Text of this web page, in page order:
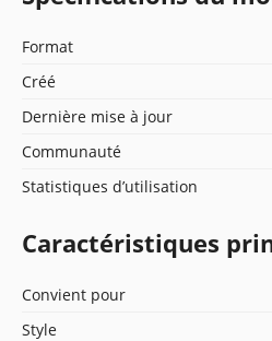
Format
Créé
Dernière mise à jour
Communauté
Statistiques d’utilisation
Caractéristiques
Convient pour
Style